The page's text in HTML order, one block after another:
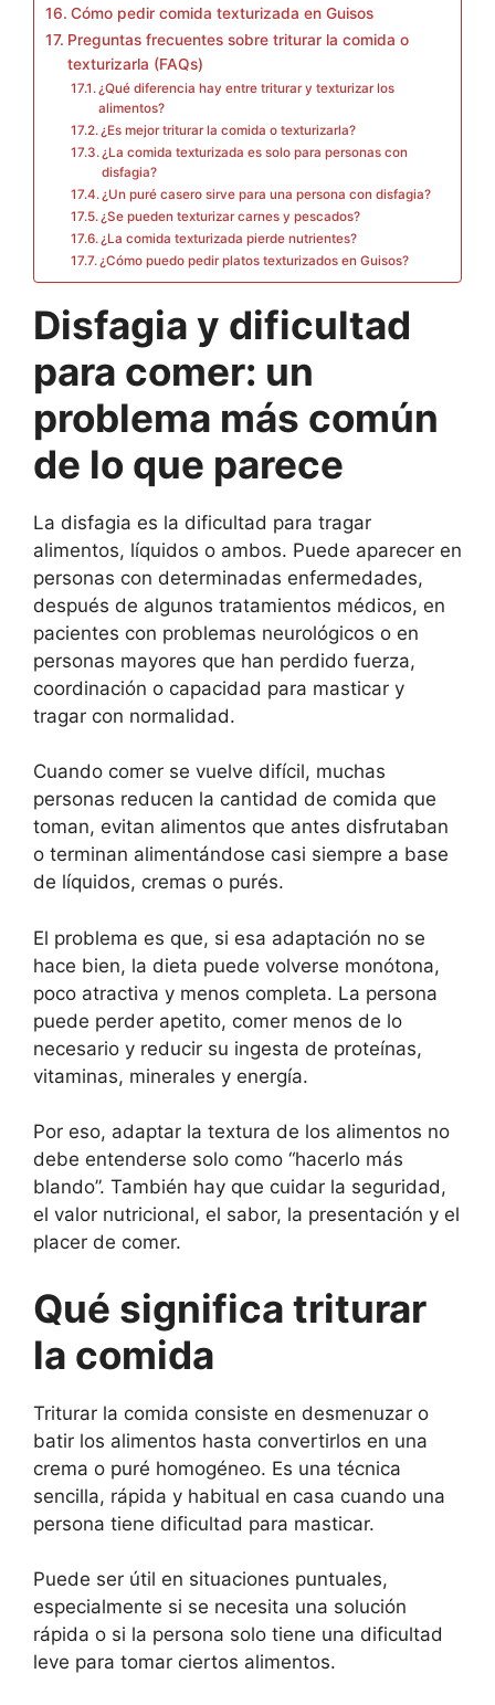
Cómo pedir comida texturizada en Guisos
Preguntas frecuentes sobre triturar la comida o
texturizarla (FAQs)
¿Qué diferencia hay entre triturar y texturizar los
alimentos?
¿Es mejor triturar la comida o texturizarla?
¿La comida texturizada es solo para personas con
disfagia?
¿Un puré casero sirve para una persona con disfagia?
¿Se pueden texturizar carnes y pescados?
¿La comida texturizada pierde nutrientes?
¿Cómo puedo pedir platos texturizados en Guisos?
Disfagia y dificultad
para comer: un
problema más común
de lo que parece
La disfagia es la dificultad para tragar
alimentos, líquidos o ambos. Puede aparecer en
personas con determinadas enfermedades,
después de algunos tratamientos médicos, en
pacientes con problemas neurológicos o en
personas mayores que han perdido fuerza,
coordinación o capacidad para masticar y
tragar con normalidad.
Cuando comer se vuelve difícil, muchas
personas reducen la cantidad de comida que
toman, evitan alimentos que antes disfrutaban
o terminan alimentándose casi siempre a base
de líquidos, cremas o purés.
El problema es que, si esa adaptación no se
hace bien, la dieta puede volverse monótona,
poco atractiva y menos completa. La persona
puede perder apetito, comer menos de lo
necesario y reducir su ingesta de proteínas,
vitaminas, minerales y energía.
Por eso, adaptar la textura de los alimentos no
debe entenderse solo como “hacerlo más
blando”. También hay que cuidar la seguridad,
el valor nutricional, el sabor, la presentación y el
placer de comer.
Qué significa triturar
la comida
Triturar la comida consiste en desmenuzar o
batir los alimentos hasta convertirlos en una
crema o puré homogéneo. Es una técnica
sencilla, rápida y habitual en casa cuando una
persona tiene dificultad para masticar.
Puede ser útil en situaciones puntuales,
especialmente si se necesita una solución
rápida o si la persona solo tiene una dificultad
leve para tomar ciertos alimentos.